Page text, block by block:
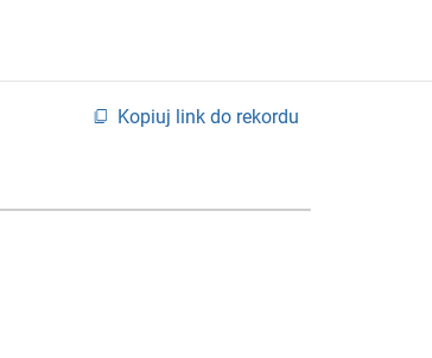
Kopiuj link do rekordu